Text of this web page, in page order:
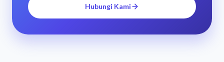
Hubungi Kami